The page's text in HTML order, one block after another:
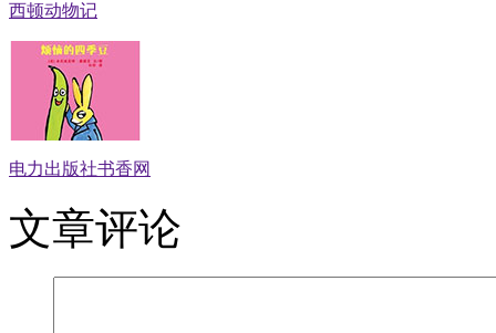
西顿动物记
电力出版社书香网
文章评论